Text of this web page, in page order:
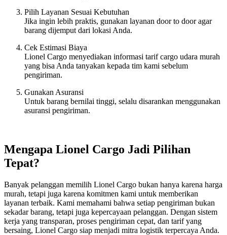
Pilih Layanan Sesuai Kebutuhan
Jika ingin lebih praktis, gunakan layanan door to door agar
barang dijemput dari lokasi Anda.
Cek Estimasi Biaya
Lionel Cargo menyediakan informasi tarif cargo udara murah
yang bisa Anda tanyakan kepada tim kami sebelum
pengiriman.
Gunakan Asuransi
Untuk barang bernilai tinggi, selalu disarankan menggunakan
asuransi pengiriman.
Mengapa Lionel Cargo Jadi Pilihan
Tepat?
Banyak pelanggan memilih Lionel Cargo bukan hanya karena harga
murah, tetapi juga karena komitmen kami untuk memberikan
layanan terbaik. Kami memahami bahwa setiap pengiriman bukan
sekadar barang, tetapi juga kepercayaan pelanggan. Dengan sistem
kerja yang transparan, proses pengiriman cepat, dan tarif yang
bersaing, Lionel Cargo siap menjadi mitra logistik terpercaya Anda.